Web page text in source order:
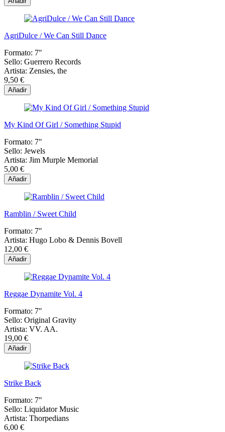
AgriDulce / We Can Still Dance
Formato: 7"
Sello: Guerrero Records
Artista: Zensies, the
9,50 €
Añadir
My Kind Of Girl / Something Stupid
Formato: 7"
Sello: Jewels
Artista: Jim Murple Memorial
5,00 €
Añadir
Ramblin / Sweet Child
Formato: 7"
Artista: Hugo Lobo & Dennis Bovell
12,00 €
Añadir
Reggae Dynamite Vol. 4
Formato: 7"
Sello: Original Gravity
Artista: VV. AA.
19,00 €
Añadir
Strike Back
Formato: 7"
Sello: Liquidator Music
Artista: Thorpedians
6,00 €